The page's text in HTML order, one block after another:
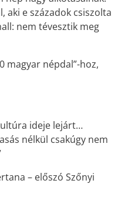
aki e századok csiszolta
nem tévesztik meg
magyar népdal”-hoz,
ideje lejárt…
nélkül csakúgy nem
– előszó Szőnyi